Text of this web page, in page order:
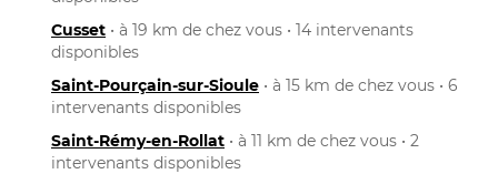
Cusset • à 19 km de chez vous • 14 intervenants
disponibles
Saint-Pourçain-sur-Sioule • à 15 km de chez vous • 6
intervenants disponibles
Saint-Rémy-en-Rollat • à 11 km de chez vous • 2
intervenants disponibles